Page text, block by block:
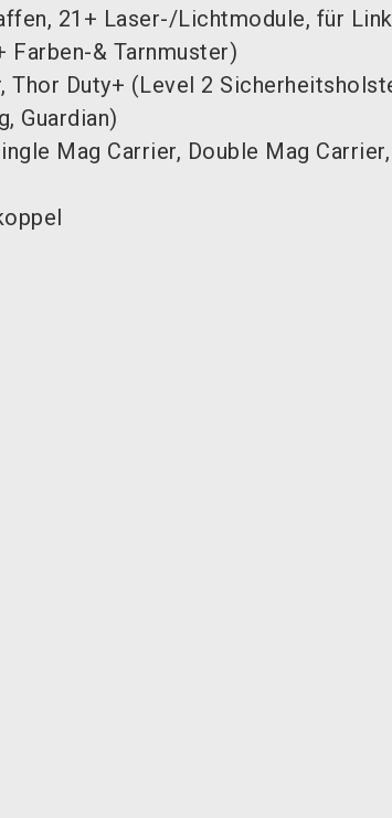
21+ Laser-/Lichtmodule, für
Farben-& Tarnmuster)
Thor Duty+ (Level 2
Guardian)
Mag Carrier, Double Mag